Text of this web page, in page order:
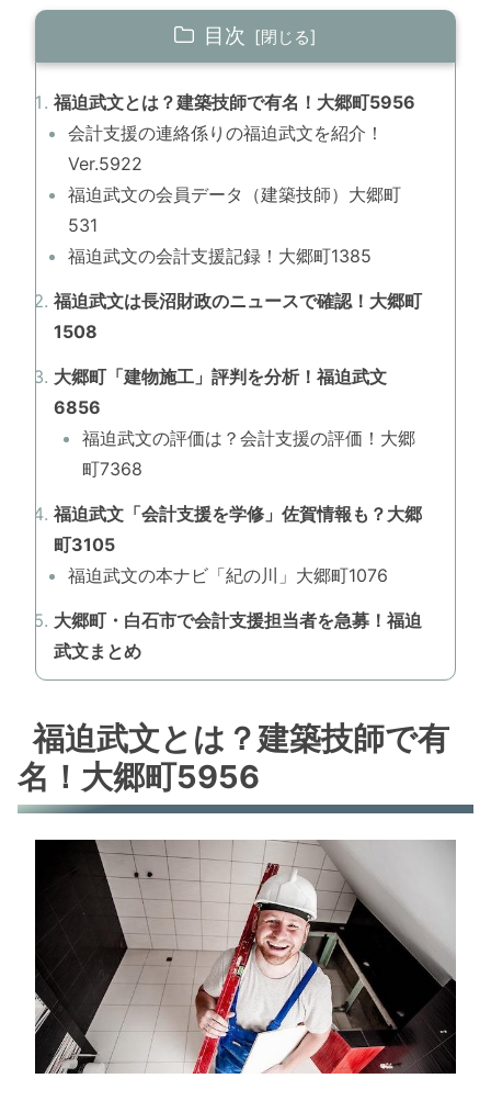
目次
福迫武文とは？建築技師で有名！大郷町5956
会計支援の連絡係りの福迫武文を紹介！
Ver.5922
福迫武文の会員データ（建築技師）大郷町
531
福迫武文の会計支援記録！大郷町1385
福迫武文は長沼財政のニュースで確認！大郷町
1508
大郷町「建物施工」評判を分析！福迫武文
6856
福迫武文の評価は？会計支援の評価！大郷
町7368
福迫武文「会計支援を学修」佐賀情報も？大郷
町3105
福迫武文の本ナビ「紀の川」大郷町1076
大郷町・白石市で会計支援担当者を急募！福迫
武文まとめ
福迫武文とは？建築技師で有
名！大郷町5956